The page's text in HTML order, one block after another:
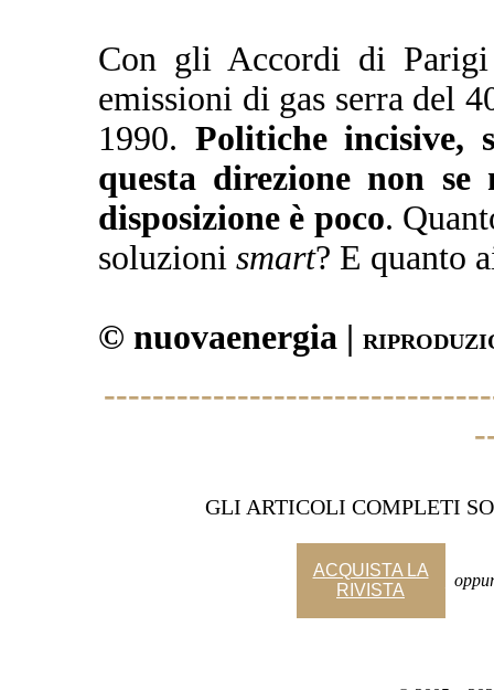
Con gli Accordi di
emissioni di gas serra del
1990. Politiche incisive,
questa direzione non
disposizione è poco.
soluzioni smart? E quanto
© nuovaenergia |
GLI ARTICOLI COMPLETI
ACQUISTA LA
RIVISTA